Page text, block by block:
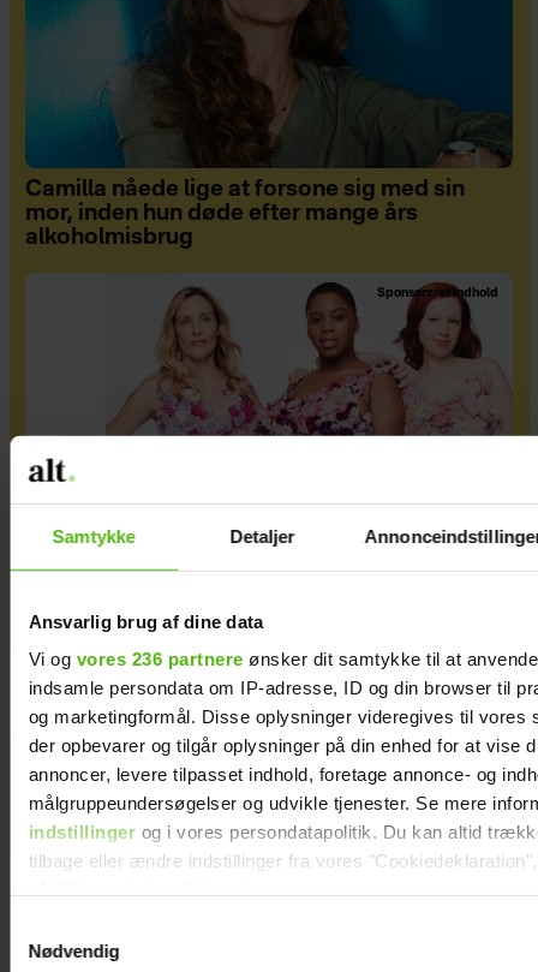
Samtykke Detaljer
Ansvarlig brug af dine data
Vi og vores 236 partnere ønsker dit samtykke til at
indsamle persondata om IP-adresse, ID og din browser til
og marketingformål. Disse oplysninger videregives til vores
der opbevarer og tilgår oplysninger på din enhed for at vise
annoncer, levere tilpasset indhold, foretage annonce- og
målgruppeundersøgelser og udvikle tjenester. Se mere
indstillingerog i vores persondatapolitik. Du kan altid
tilbage eller ændre indstillinger fra vores
Dine valg anvendes på hele websitet.
Nødvendig
Camilla nåede lige at forsone sig med sin
mor, inden hun døde efter mange års
alkoholmisbrug
Sponsoreret indhold
Guide: Kropspleje, der følger alle dine behov
Kendt dansk influencer er død:
Blev kun 27 år